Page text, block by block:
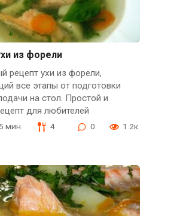
из форели
рецепт ухи из форели,
все этапы от подготовки
на стол. Простой и
для любителей
мин. 4 0 1.2к.